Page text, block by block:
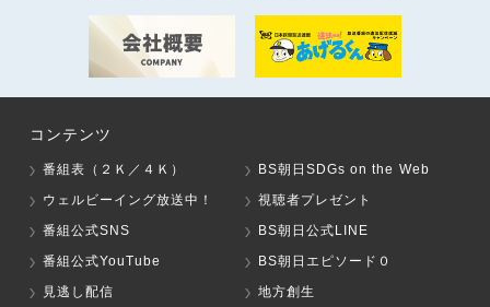
コンテンツ
番組表（２Ｋ／４Ｋ）
BS朝日SDGs on the Web
ウェルビーイング放送中！
視聴者プレゼント
番組公式SNS
BS朝日公式LINE
番組公式YouTube
BS朝日エピソード０
見逃し配信
地方創生